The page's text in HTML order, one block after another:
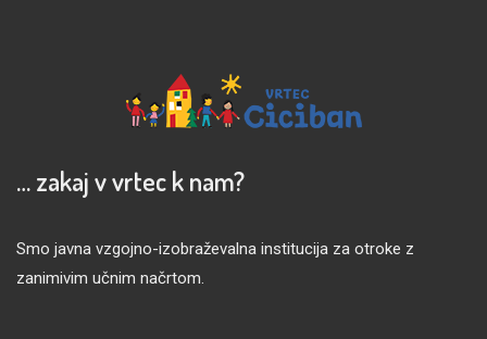
… zakaj v vrtec k nam?
Smo javna vzgojno-izobraževalna institucija za otroke z
zanimivim učnim načrtom.